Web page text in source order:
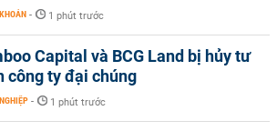
- 1 phút trước
Capital và BCG Land bị hủy tư
công ty đại chúng
- 1 phút trước